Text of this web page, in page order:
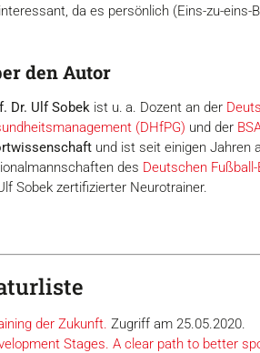
da es persönlich (Eins-zu-
den Autor
Dr. Ulf Sobekist u. a. Dozent an der
(DHfPG) und der
und ist seit einigen Jahren
des Deutschen
Sobek zertifizierter Neurotrainer.
der Zukunft. Zugriff am 25.05.2020.
Stages. A clear path to better